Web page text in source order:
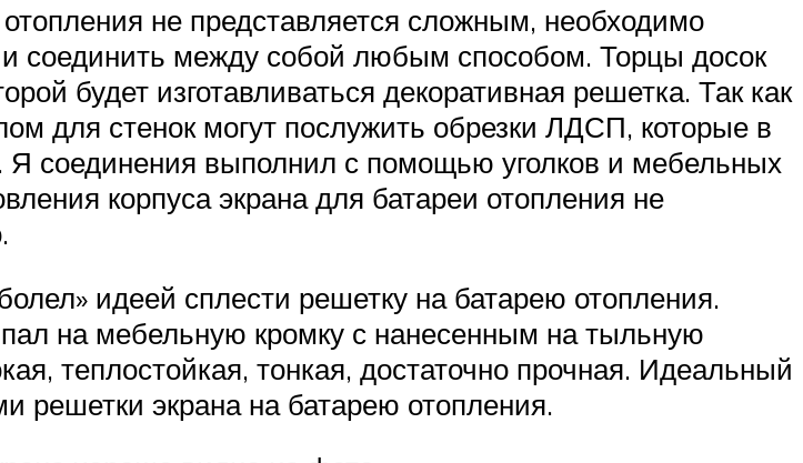
не представляется сложным, необходимо
соединить между собой любым способом. Торцы досок
будет изготавливаться декоративная решетка. Так как
для стенок могут послужить обрезки ЛДСП, которые в
соединения выполнил с помощью уголков и мебельных
корпуса экрана для батареи отопления не
идеей сплести решетку на батарею отопления.
на мебельную кромку с нанесенным на тыльную
теплостойкая, тонкая, достаточно прочная. Идеальный
решетки экрана на батарею отопления.